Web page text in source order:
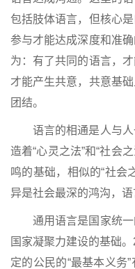
包括肢体语言，但核心
参与才能达成深度和准
为：有了共同的语言，
才能产生共意，共意基
团结。
语言的相通是人与
造着“心灵之法”和“社会
鸣的基础，相似的“社会
异是社会最深的鸿沟，语
通用语言是国家统
国家凝聚力建设的基础
定的公民的“最基本义务